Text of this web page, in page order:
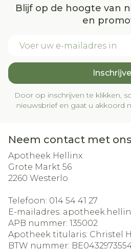
Blijf op de hoogte van
en
Door op inschrijven te klikken,
nieuwsbrief en gaat u akkoord
Neem contact met
Apotheek Hellinx
Grote Markt 56
2260 Westerlo
Telefoon: 014 54 41 27
E-mailadres:
APB nummer: 135002
Apotheek titularis: Christel
BTW nummer: